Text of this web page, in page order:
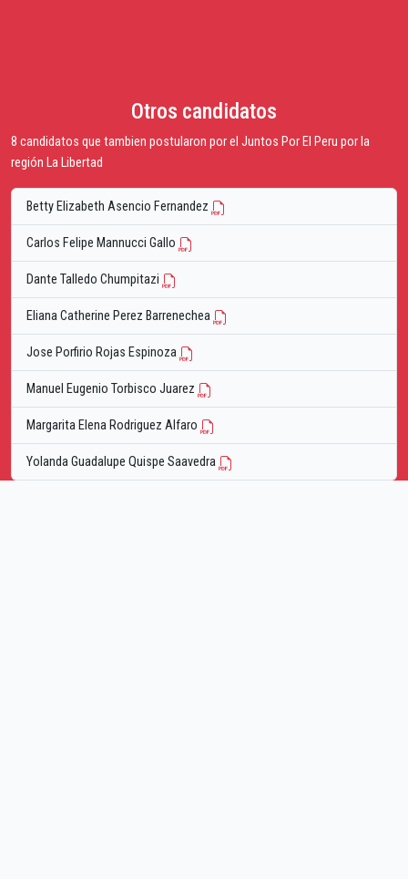
Otros candidatos
8 candidatos que tambien postularon por el Juntos Por El Peru por la
región La Libertad
Betty Elizabeth Asencio Fernandez
Carlos Felipe Mannucci Gallo
Dante Talledo Chumpitazi
Eliana Catherine Perez Barrenechea
Jose Porfirio Rojas Espinoza
Manuel Eugenio Torbisco Juarez
Margarita Elena Rodriguez Alfaro
Yolanda Guadalupe Quispe Saavedra